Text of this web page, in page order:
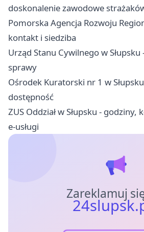
doskonalenie zawodowe
Pomorska Agencja Rozwoju
kontakt i siedziba
Urząd Stanu Cywilnego w
sprawy
Ośrodek Kuratorski nr 1 w
dostępność
ZUS Oddział w Słupsku -
e-usługi
Zareklamuj